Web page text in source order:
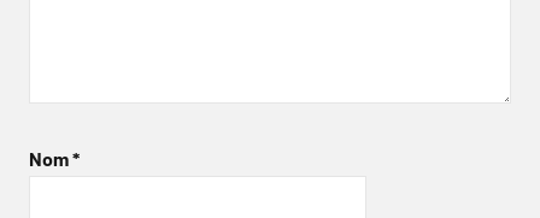
Nom*